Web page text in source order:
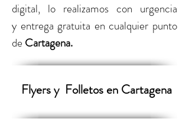
digital, lo realizamos con urgencia
y entrega gratuita en cualquier punto
de Cartagena.
Flyers y Folletos en Cartagena